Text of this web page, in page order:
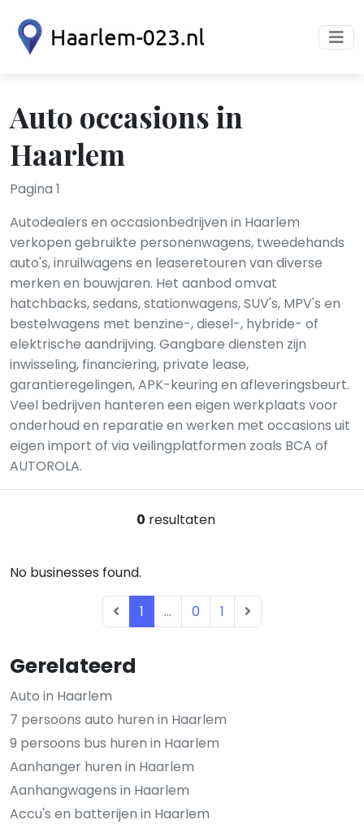
Auto occasions in
Haarlem
Pagina 1
Autodealers en occasionbedrijven in Haarlem
verkopen gebruikte personenwagens, tweedehands
auto's, inruilwagens en leaseretouren van diverse
merken en bouwjaren. Het aanbod omvat
hatchbacks, sedans, stationwagens, SUV's, MPV's en
bestelwagens met benzine-, diesel-, hybride- of
elektrische aandrijving. Gangbare diensten zijn
inwisseling, financiering, private lease,
garantieregelingen, APK-keuring en afleveringsbeurt.
Veel bedrijven hanteren een eigen werkplaats voor
onderhoud en reparatie en werken met occasions uit
eigen import of via veilingplatformen zoals BCA of
AUTOROLA.
Gerelateerd
Auto in Haarlem
7 persoons auto huren in Haarlem
9 persoons bus huren in Haarlem
Aanhanger huren in Haarlem
Aanhangwagens in Haarlem
Accu's en batterijen in Haarlem
0 resultaten
No businesses found.
1 ... 0 1